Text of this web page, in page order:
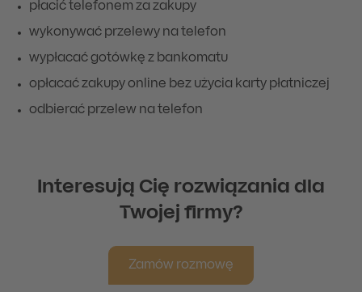
płacić telefonem za zakupy
wykonywać przelewy na telefon
wypłacać gotówkę z bankomatu
opłacać zakupy online bez użycia karty płatniczej
odbierać przelew na telefon
Interesują Cię rozwiązania dla
Twojej firmy?
Zamów rozmowę